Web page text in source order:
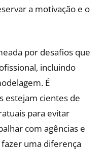
a motivação e o
por desafios que
incluindo
É
estejam cientes de
para evitar
com agências e
uma diferença